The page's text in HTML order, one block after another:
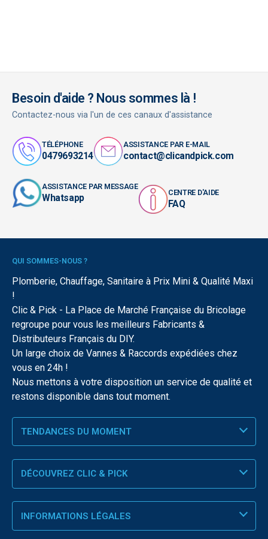
Besoin d'aide ? Nous sommes là !
Contactez-nous via l'un de ces canaux d'assistance
TÉLÉPHONE
0479693214
ASSISTANCE PAR E-MAIL
contact@clicandpick.com
ASSISTANCE PAR MESSAGE
Whatsapp CENTRE D'AIDE
FAQ
QUI SOMMES-NOUS ?
Plomberie, Chauffage, Sanitaire à Prix Mini & Qualité Maxi
!
Clic & Pick - La Place de Marché Française du Bricolage
regroupe pour vous les meilleurs Fabricants &
Distributeurs Français du DIY.
Un large choix de Vannes & Raccords expédiées chez
vous en 24h !
Nous mettons à votre disposition un service de qualité et
restons disponible dans tout moment.
TENDANCES DU MOMENT
DÉCOUVREZ CLIC & PICK
INFORMATIONS LÉGALES